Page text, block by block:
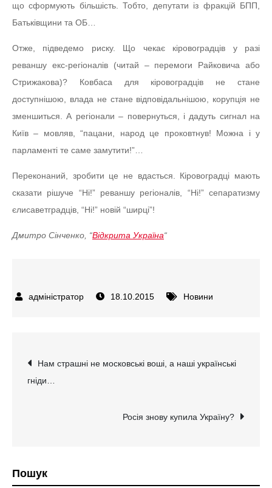
що сформують більшість. Тобто, депутати із фракцій БПП,
Батьківщини та ОБ…
Отже, підведемо риску. Що чекає кіровоградців у разі
реваншу екс-регіоналів (читай – перемоги Райковича або
Стрижакова)? Ковбаса для кіровоградців не стане
доступнішою, влада не стане відповідальнішою, корупція не
зменшиться. А регіонали – повернуться, і дадуть сигнал на
Київ – мовляв, “пацани, народ це проковтнув! Можна і у
парламенті те саме замутити!”…
Переконаний, зробити це не вдасться. Кіровоградці мають
сказати рішуче “Ні!” реваншу регіоналів, “Ні!” сепаратизму
єлисаветградців, “Ні!” новій “ширці”!
Дмитро Сінченко, “Відкрита Україна“
18.10.2015 Новини
Навігація
записів
Нам страшні не московські воші, а наші українські
гніди…
Росія знову купила Україну?
Пошук